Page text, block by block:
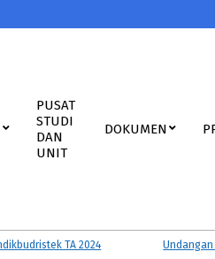
PUSAT
STUDI
DAN
UNIT
DOKUMEN
TA 2024 Undangan